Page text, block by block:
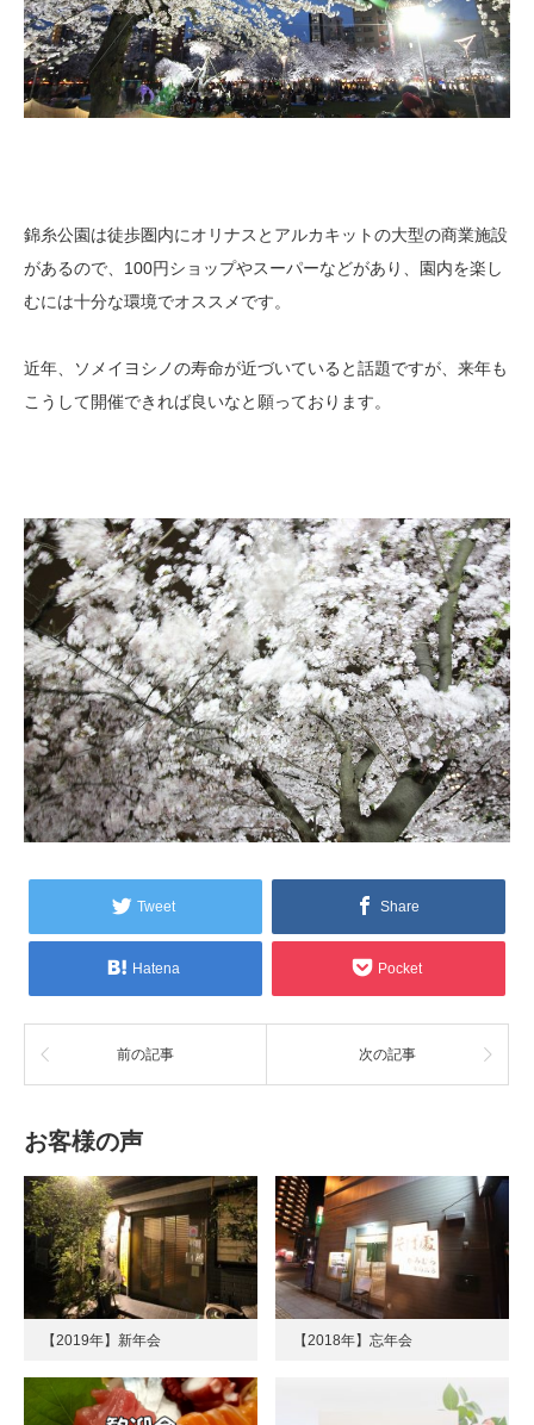
錦糸公園は徒歩圏内にオリナスとアルカキットの大型の商業施設
があるので、100円ショップやスーパーなどがあり、園内を楽し
むには十分な環境でオススメです。
近年、ソメイヨシノの寿命が近づいていると話題ですが、来年も
こうして開催できれば良いなと願っております。
Tweet Share
Hatena Pocket
前の記事 次の記事
お客様の声
【2019年】新年会 【2018年】忘年会